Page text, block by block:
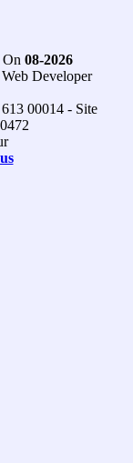
08-2026
Developer
00014 - Site